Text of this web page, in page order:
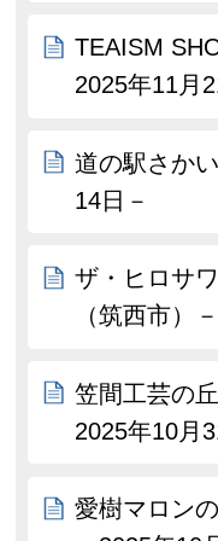
TEAISM
2025年11月
道の駅さか
14日－
ザ・ヒロサ
（筑西市）
笠間工芸の
2025年10月
愛樹マロン